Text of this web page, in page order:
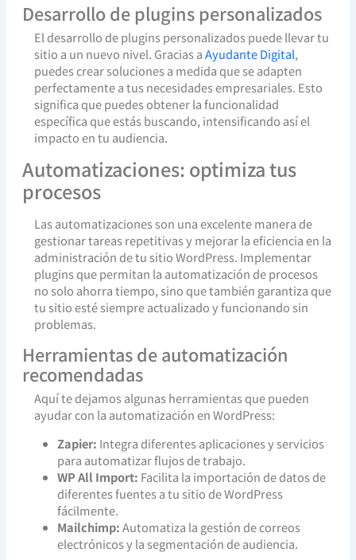
Desarrollo de plugins personalizados
El desarrollo de plugins personalizados puede llevar tu
sitio a un nuevo nivel. Gracias aAyudante Digital,
puedes crear soluciones a medida que se adapten
perfectamente a tus necesidades empresariales. Esto
significa que puedes obtener la funcionalidad
específica que estás buscando, intensificando así el
impacto en tu audiencia.
Automatizaciones: optimiza tus
procesos
Las automatizaciones son una excelente manera de
gestionar tareas repetitivas y mejorar la eficiencia en la
administración de tu sitio WordPress. Implementar
plugins que permitan la automatización de procesos
no solo ahorra tiempo, sino que también garantiza que
tu sitio esté siempre actualizado y funcionando sin
problemas.
Herramientas de automatización
recomendadas
Aquí te dejamos algunas herramientas que pueden
ayudar con la automatización en WordPress:
Zapier: Integra diferentes aplicaciones y servicios
para automatizar flujos de trabajo.
WP All Import: Facilita la importación de datos de
diferentes fuentes a tu sitio de WordPress
fácilmente.
Mailchimp:Automatiza la gestión de correos
electrónicos y la segmentación de audiencia.